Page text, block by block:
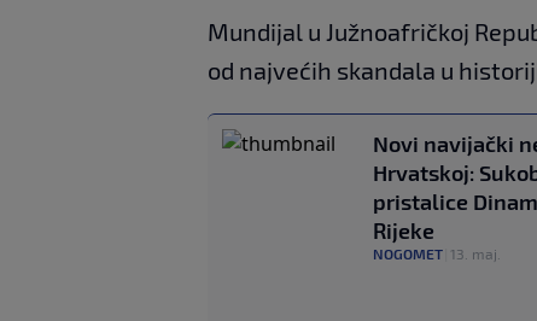
Mundijal u Južnoafričkoj
od najvećih skandala u
Novi navijački
Hrvatskoj:
pristalice
Rijeke
NOGOMET 13. maj.